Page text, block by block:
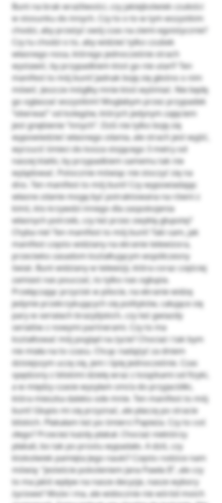
Bunt na brak wrażliwości, czy jakiejkolwiek czułości
w stosunku do innych. Czy to o to w tym wszystkim
chodzi, aby przeżyć swój czas na ziemi egoistycznie?
Czy tu chodzi o to, aby widzieć tylko czubek
własnego nosa, którego jednocześnie strach
wystawić, by przypadkiem ktoś go nie utarł? Ten
manifest to mój bunt! Jadnak boję się głośno o nim
mówić. Jeszcze mógłby mnie ktoś wyśmiać. Nie będę
go ogłaszać wszystkim! Mogłabym przez przypadek
“oberwać” od kolegów, których jedynym zajęciem
jest gnębienie “innych”. Dziś nie tylko boję się
wypowiedzieć własnego zdania, ale strach jest wyjść,
wyrzucić śmieci do kosza stojącego 3 metry od
naszej klatki, by przypadkiem samemu tak nie
wylądować. Potocznie mówiąc nie stoczyć się na
dno. Ten manifest to mój bunt! Czy wypowiadając
własne zdanie mogę być potraktowana na równi z
kimś, kto krzywdzi innego dla zaspokojenia
własnych potrzeb, czy też przez zwykłą głupotę?
Chyba nie! Ten manifest to mój bunt! Taki sam, jak
manifest często widziany na ekranie telewizora,
przeciwko zasadom kształtującym współczesny
świat. Bunt widziany w telewizji, która coraz częściej
zamiast nas pouczać, to tylko nas ogłupia.
Przełączając przycisk w pilocie, na ekranie widzę
jedynie przekrzykujących się polityków, całujące się
pary w serialach brazylijskich, czy też gwiazdy
serialów z nowymi partnerami. Czy to ma
kształtować mój pogląd na życie? Chociaż i tak bym
nie miała na to czasu. Chcąc nadążyć za dniem
dzisiejszym uczę się, jem i śpię jednocześnie. Czas
spędzony z bliskimi dzielę wraz z książkami od fizyki,
a w między czasie wysyłam sms’a do przyjaciółki,
która mieszka daleko ode mnie. Ten manifest to mój
bunt! Głupio mi się przyznać, ale płaczę po stracie
bliskich. Płakałam też po śmierci Papieża. Czy to coś
złego? Przecież każdy płakał. Chociaż niektórzy
płakali, bo tak po prostu wypadało. A dziś, czy
ktokolwiek pamięta Jego nauki? Często rodzice nam
mówią: “jesteście pokoleniem Jana Pawła II”, ale czy
to ma jakiś wpływ na nasze decyzje, nasze wybory
życiowe? Może i ma, ale widocznie nie wśród moich